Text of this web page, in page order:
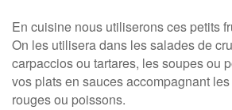
En cuisine nous utiliserons ces petits
On les utilisera dans les salades de
carpaccios ou tartares, les soupes ou
vos plats en sauces accompagnant
rouges ou poissons.